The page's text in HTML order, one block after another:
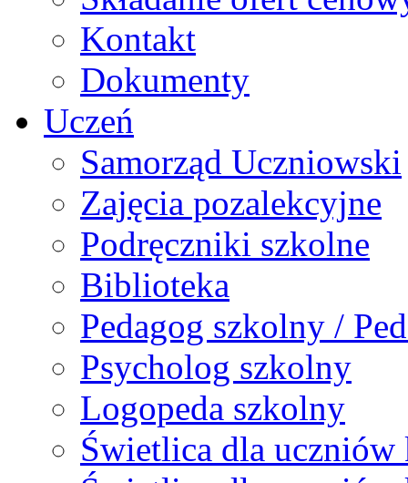
Kontakt
Dokumenty
Uczeń
Samorząd Uczniowski
Zajęcia pozalekcyjne
Podręczniki szkolne
Biblioteka
Pedagog szkolny /
Psycholog szkolny
Logopeda szkolny
Świetlica dla uczniów